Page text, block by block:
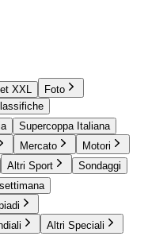
XXL
Foto
Supercoppa Italiana
Mercato
Motori
Altri Sport
Sondaggi
Altri Speciali